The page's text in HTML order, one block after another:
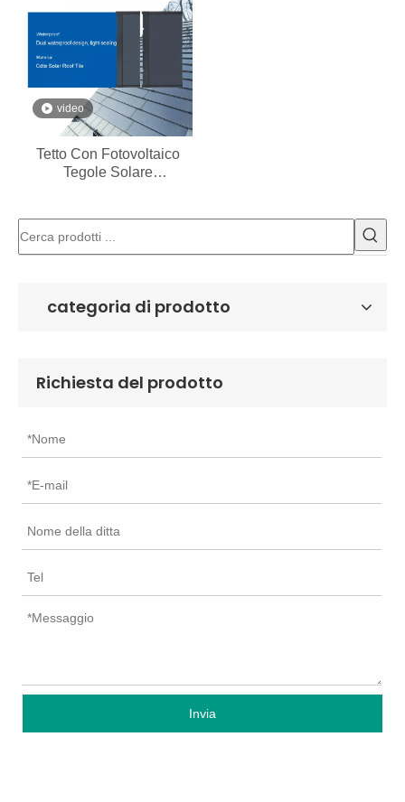
video
Tetto Con Fotovoltaico
Tegole Solare
categoria di prodotto
Richiesta del prodotto
Invia